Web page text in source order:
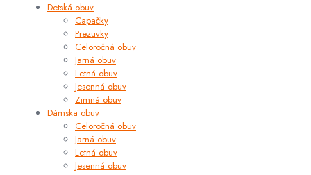
Detská obuv
Capačky
Prezuvky
Celoročná obuv
Jarná obuv
Letná obuv
Jesenná obuv
Zimná obuv
Dámska obuv
Celoročná obuv
Jarná obuv
Letná obuv
Jesenná obuv